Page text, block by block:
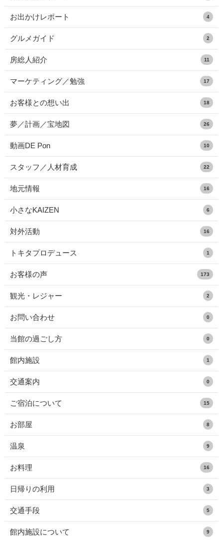
お出かけレポート 4
グルメガイド 2
房総人紹介 11
マーケティング／勉強 17
お客様との想い出 18
夢／計画／宝地図 26
動画DE Pon 10
スタッフ／人材育成 22
地元情報 16
小さなKAIZEN 6
対外活動 16
トキタプロデュース 1
お客様の声 173
観光・レジャー 2
お問い合わせ 0
当館の過ごし方 0
館内施設 1
交通案内 0
ご宿泊について 15
お部屋 8
温泉 9
お料理 16
日帰りの利用 3
交通手段 5
館内施設について 9